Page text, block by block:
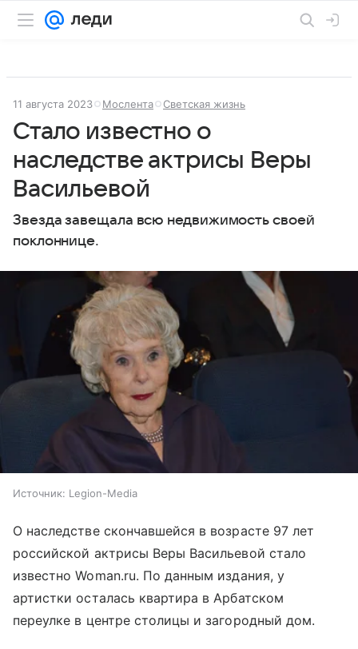
11 августа 2023 Мослента Светская жизнь
Стало известно о
наследстве актрисы Веры
Васильевой
Звезда завещала всю недвижимость своей
поклоннице.
Источник: Legion-Media
О наследстве скончавшейся в возрасте 97 лет
российской актрисы Веры Васильевой стало
известно Woman.ru. По данным издания, у
артистки осталась квартира в Арбатском
переулке в центре столицы и загородный дом.